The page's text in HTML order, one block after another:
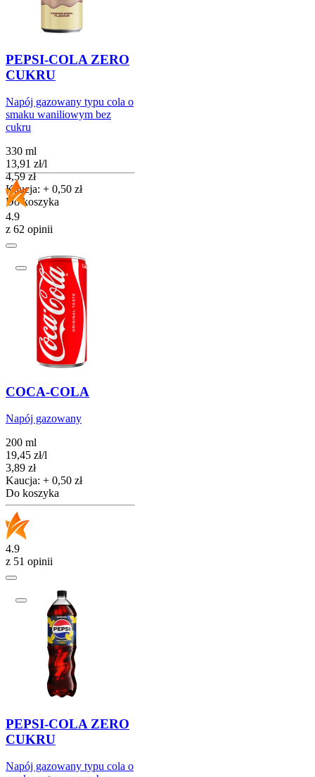
PEPSI-COLA ZERO
CUKRU
Napój gazowany typu cola o
smaku waniliowym bez
cukru
330 ml
13,91 zł/l
Cena
4,59 zł
Kaucja: + 0,50 zł
Do koszyka
4.9
z 62 opinii
COCA-COLA
Napój gazowany
200 ml
19,45 zł/l
Cena
3,89 zł
Kaucja: + 0,50 zł
Do koszyka
4.9
z 51 opinii
PEPSI-COLA ZERO
CUKRU
Napój gazowany typu cola o